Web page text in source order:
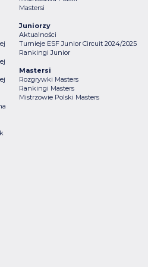
Mastersi
Juniorzy
Aktualności
Turnieje ESF Junior Circuit 2024/2025
Rankingi Junior
Mastersi
Rozgrywki Masters
Rankingi Masters
Mistrzowie Polski Masters